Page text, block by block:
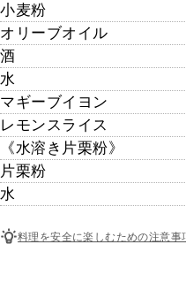
小麦粉
オリーブオイル
酒
水
マギーブイヨン
レモンスライス
《水溶き片栗粉》
片栗粉
水
料理を安全に楽しむための注意事